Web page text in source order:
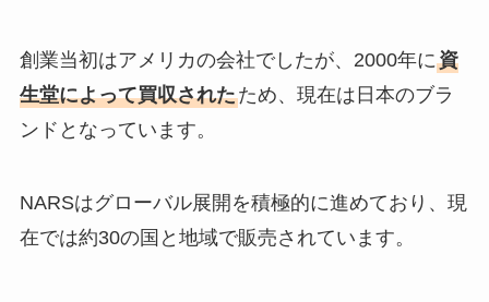
創業当初はアメリカの会社でしたが、2000年に資
生堂によって買収されたため、現在は日本のブラ
ンドとなっています。
NARSはグローバル展開を積極的に進めており、現
在では約30の国と地域で販売されています。